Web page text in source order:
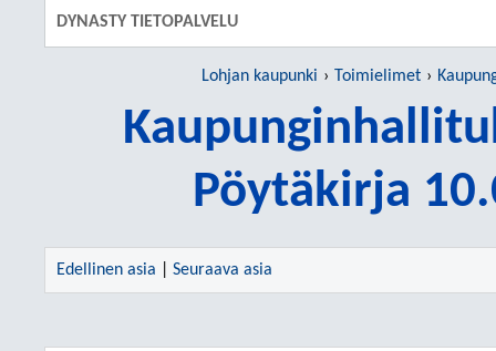
DYNASTY TIETOPALVELU
Lohjan kaupunki Toimielimet
Pöytäkirja
Edellinen asia Seuraava asia